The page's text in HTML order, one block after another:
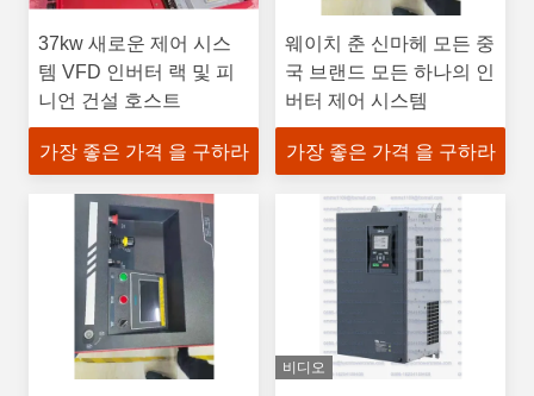
37kw 새로운 제어 시스
템 VFD 인버터 랙 및 피
니언 건설 호스트
가장 좋은 가격 을 구하라
웨이치 춘 신마헤 모든 중
국 브랜드 모든 하나의 인
버터 제어 시스템
가장 좋은 가격 을 구하라
비디오